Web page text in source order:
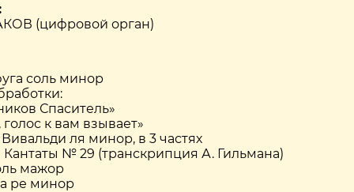
(цифровой орган)
соль минор
Спаситель»
к вам взывает»
ля минор, в 3 частях
№ 29 (транскрипция А. Гильмана)
мажор
ре минор